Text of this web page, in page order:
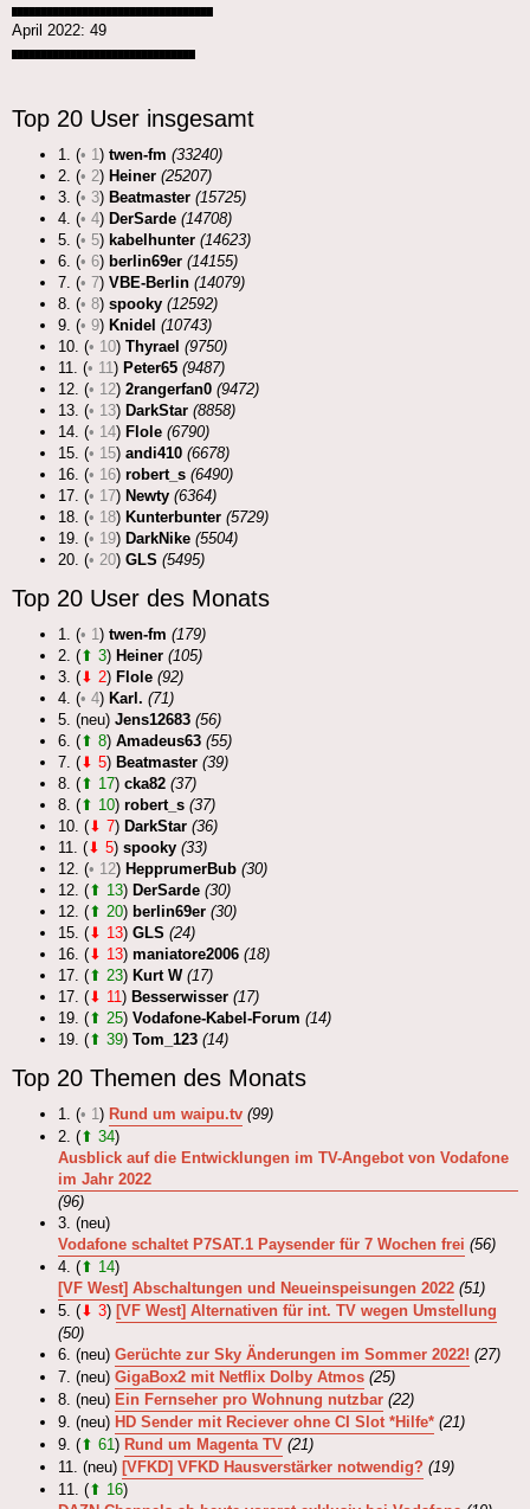
April 2022: 49
Top 20 User insgesamt
1. (• 1 ) twen-fm (33240)
2. (• 2) Heiner (25207)
3. (• 3) Beatmaster (15725)
4. (• 4) DerSarde (14708)
5. (• 5) kabelhunter (14623)
6. (• 6) berlin69er (14155)
7. (• 7) VBE-Berlin (14079)
8. (• 8) spooky (12592)
9. (• 9) Knidel (10743)
10. (• 10) Thyrael (9750)
11. (• 11 ) Peter65 (9487)
12. (• 12) 2rangerfan0 (9472)
13. (• 13) DarkStar (8858)
14. (• 14) Flole (6790)
15. (• 15) andi410 (6678)
16. (• 16) robert_s (6490)
17. (• 17) Newty (6364)
18. (• 18) Kunterbunter (5729)
19. (• 19) DarkNike (5504)
20. (• 20) GLS (5495)
Top 20 User des Monats
1. (• 1) twen-fm (179)
2. (⬆ 3) Heiner (105)
3. (⬇ 2) Flole (92)
4. (• 4) Karl. (71)
5. (neu) Jens12683 (56)
6. (⬆ 8) Amadeus63 (55)
7. (⬇ 5) Beatmaster (39)
8. (⬆ 17) cka82 (37)
8. (⬆ 10) robert_s (37)
10. (⬇ 7) DarkStar (36)
11. (⬇ 5) spooky (33)
12. (• 12) HepprumerBub (30)
12. (⬆ 13) DerSarde (30)
12. (⬆ 20) berlin69er (30)
15. (⬇ 13) GLS (24)
16. (⬇ 13) maniatore2006 (18)
17. (⬆ 23) Kurt W (17)
17. (⬇ 11) Besserwisser (17)
19. (⬆ 25) Vodafone-Kabel-Forum (14)
19. (⬆ 39) Tom_123 (14)
Top 20 Themen des Monats
1. (• 1) Rund um waipu.tv (99)
2. (⬆ 34)
Ausblick auf die Entwicklungen im TV-Angebot von Vodafone
im Jahr 2022
(96)
3. (neu)
Vodafone schaltet P7SAT.1 Paysender für 7 Wochen frei (56)
4. (⬆ 14)
[VF West] Abschaltungen und Neueinspeisungen 2022 (51)
5. (⬇ 3) [VF West] Alternativen für int. TV wegen Umstellung
(50)
6. (neu) Gerüchte zur Sky Änderungen im Sommer 2022! (27)
7. (neu) GigaBox2 mit Netflix Dolby Atmos (25)
8. (neu) Ein Fernseher pro Wohnung nutzbar (22)
9. (neu) HD Sender mit Reciever ohne CI Slot *Hilfe* (21)
9. (⬆ 61) Rund um Magenta TV (21)
11. (neu) [VFKD] VFKD Hausverstärker notwendig? (19)
11. (⬆ 16)